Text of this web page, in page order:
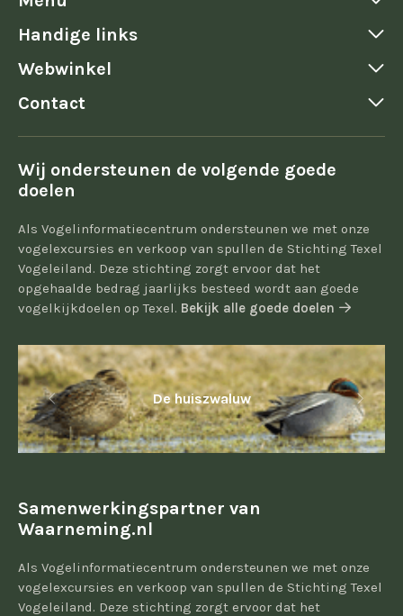
Handige links
Webwinkel
Contact
Wij ondersteunen de volgende goede
doelen
Als Vogelinformatiecentrum ondersteunen we met onze
vogelexcursies en verkoop van spullen de Stichting Texel
Vogeleiland. Deze stichting zorgt ervoor dat het
opgehaalde bedrag jaarlijks besteed wordt aan goede
vogelkijkdoelen op Texel. Bekijk alle goede doelen
De huiszwaluw
Samenwerkingspartner van
Waarneming.nl
Als Vogelinformatiecentrum ondersteunen we met onze
vogelexcursies en verkoop van spullen de Stichting Texel
Vogeleiland. Deze stichting zorgt ervoor dat het